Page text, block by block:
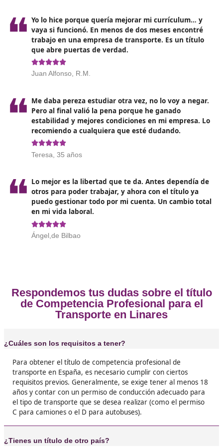
Test: 200 preguntas de opción múltiple (cuatro
alternativas) sobre el programa oficial; lo habitual
cada acierto puntúe 1 y las respuestas erróneas
un tercio.
Supuestos prácticos: 4 casos con 8 alternativas por
La duración típica es de 2 horas por cada parte y,
muchas comunidades, el examen se hace por medios
electrónicos. Estas condiciones se repiten en las guías
Madrid, Bizkaia, Islas Baleares o Región de Murcia,
❝ Siempre pensaba que el examen sería un
imposible, pero al final me lo saqué sin
Ahora tengo más clientes y trabajo tranquila

❝ Yo lo hice porque quería mejorar mi
vaya si funcionó. En menos de dos meses
trabajo en una empresa de transporte. Es un
que abre puertas de verdad.
 